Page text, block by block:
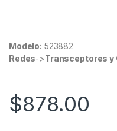
Modelo: 523882
Redes->Transceptores y
$878.00